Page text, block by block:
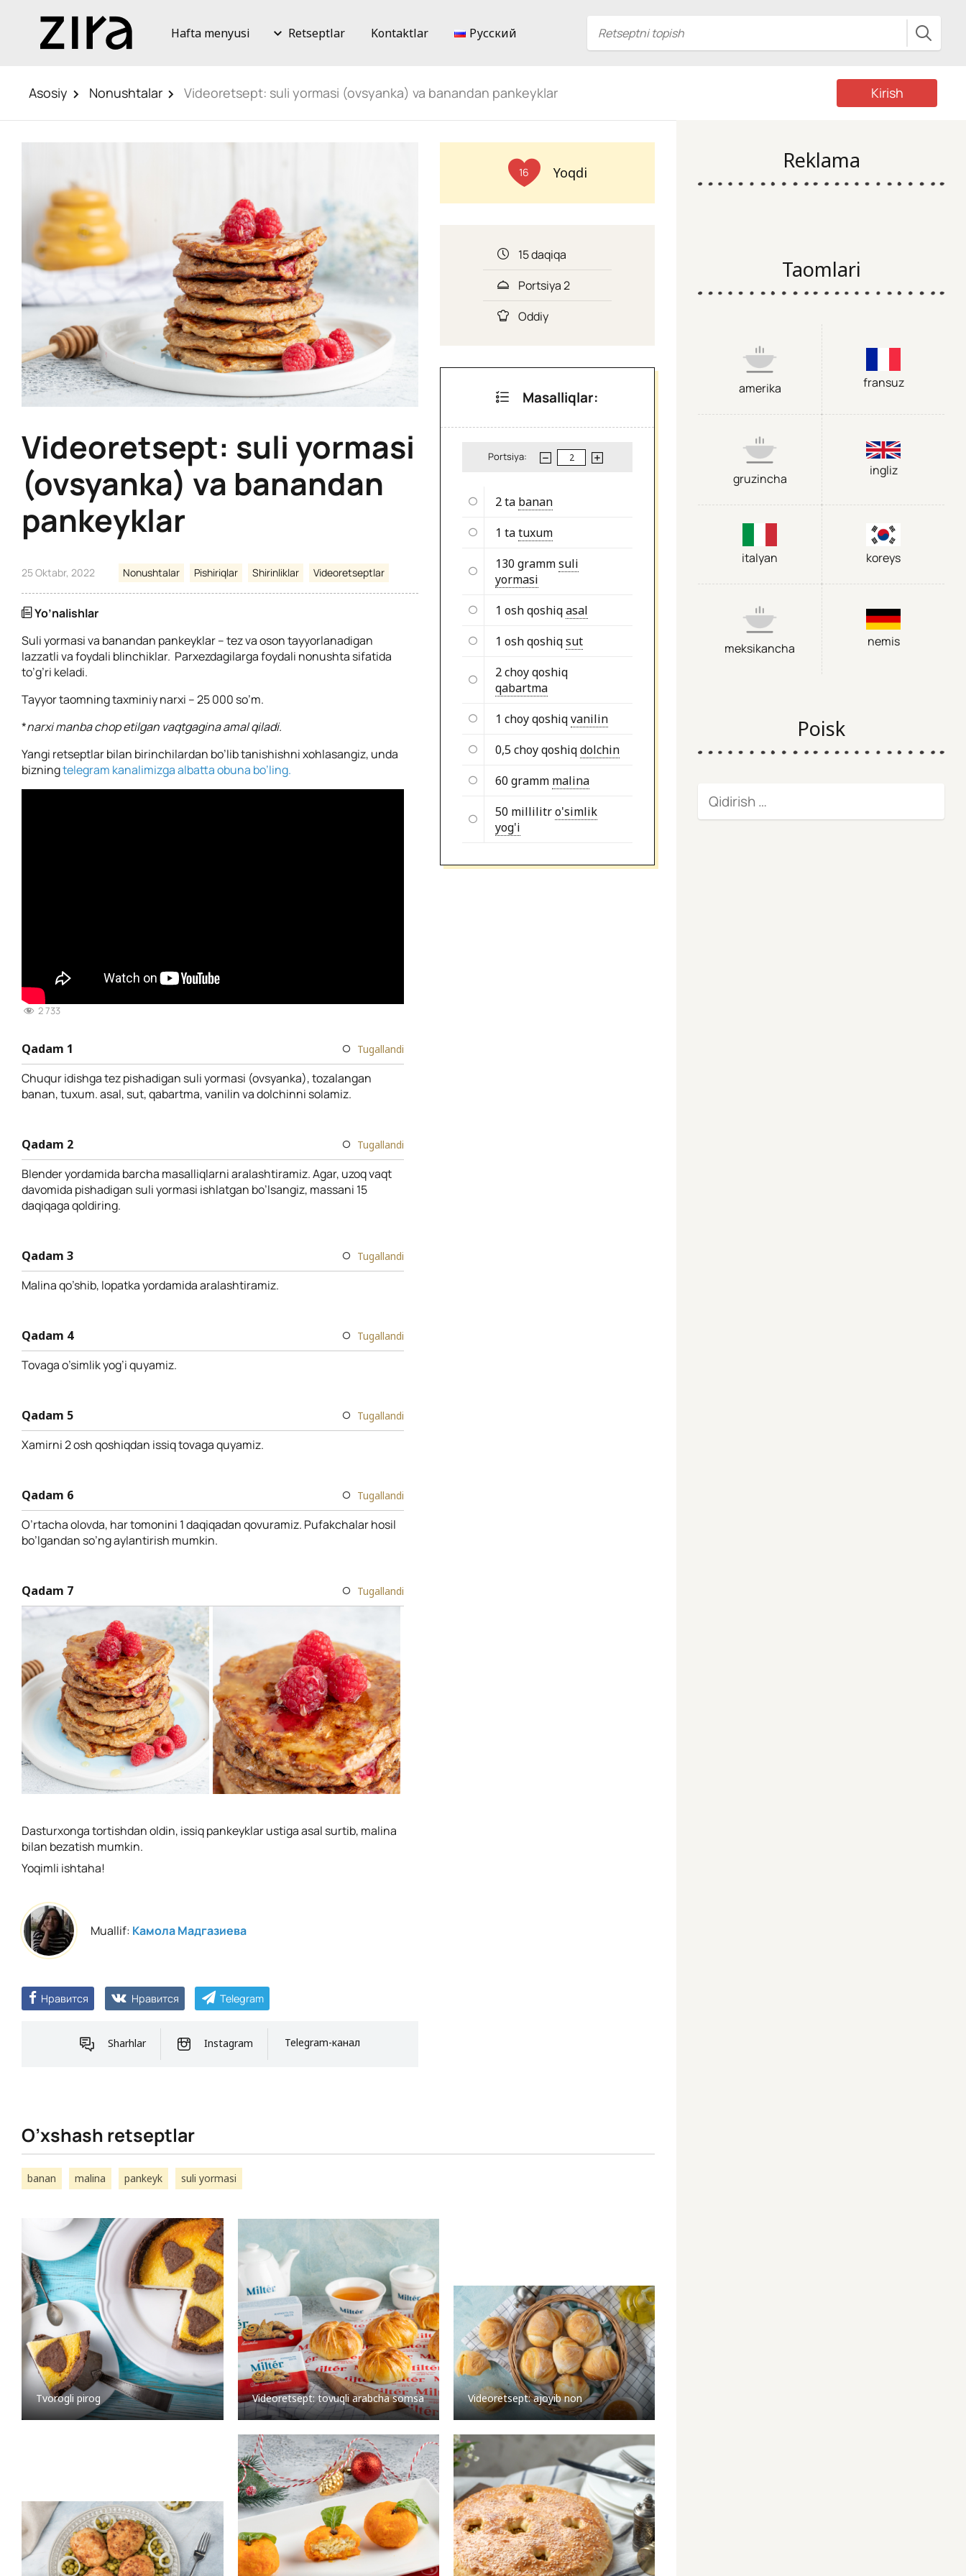
Hafta menyusi Retseptlar Kontaktlar Русский
Asosiy Nonushtalar Videoretsept: suli yormasi (ovsyanka) va banandan pankeyklar Kirish
Videoretsept: suli yormasi
(ovsyanka) va banandan
pankeyklar
25 Oktabr, 2022 Nonushtalar Pishiriqlar Shirinliklar Videoretseptlar
Yo’nalishlar
Suli yormasi va banandan pankeyklar – tez va oson tayyorlanadigan
lazzatli va foydali blinchiklar. Parxezdagilarga foydali nonushta sifatida
to’g’ri keladi.
Tayyor taomning taxminiy narxi – 25 000 so’m.
*narxi manba chop etilgan vaqtgagina amal qiladi.
Yangi retseptlar bilan birinchilardan bo’lib tanishishni xohlasangiz, unda
bizningtelegram kanalimizga albatta obuna bo’ling.
2 733
Qadam 1 Tugallandi
Chuqur idishga tez pishadigan suli yormasi (ovsyanka), tozalangan
banan, tuxum. asal, sut, qabartma, vanilin va dolchinni solamiz.
Qadam 2 Tugallandi
Blender yordamida barcha masalliqlarni aralashtiramiz. Agar, uzoq vaqt
davomida pishadigan suli yormasi ishlatgan bo’lsangiz, massani 15
daqiqaga qoldiring.
Qadam 3 Tugallandi
Malina qo’shib, lopatka yordamida aralashtiramiz.
Qadam 4 Tugallandi
Tovaga o’simlik yog’i quyamiz.
Qadam 5 Tugallandi
Xamirni 2 osh qoshiqdan issiq tovaga quyamiz.
Qadam 6 Tugallandi
O’rtacha olovda, har tomonini 1 daqiqadan qovuramiz. Pufakchalar hosil
bo’lgandan so’ng aylantirish mumkin.
Qadam 7 Tugallandi
Dasturxonga tortishdan oldin, issiq pankeyklar ustiga asal surtib, malina
bilan bezatish mumkin.
Yoqimli ishtaha!
Muallif: Камола Мадгазиева
Нравится Нравится Telegram
Sharhlar Instagram Telegram-канал
16 Yoqdi
15 daqiqa
Portsiya 2
Oddiy
Masalliqlar:
Portsiya:
2 ta banan
1 tatuxum
130 grammsuli
yormasi
1 osh qoshiqasal
1 osh qoshiqsut
2 choy qoshiq
qabartma
1 choy qoshiqvanilin
0,5 choy qoshiqdolchin
60 gramm malina
50 millilitro'simlik
yog'i
O’xshash retseptlar
banan malina pankeyk suli yormasi
Tvorogli pirog Videoretsept: tovuqli arabcha somsa Videoretsept: ajoyib non
Reklama
Taomlari
amerika fransuz
gruzincha
ingliz
italyan koreys
meksikancha nemis
Poisk